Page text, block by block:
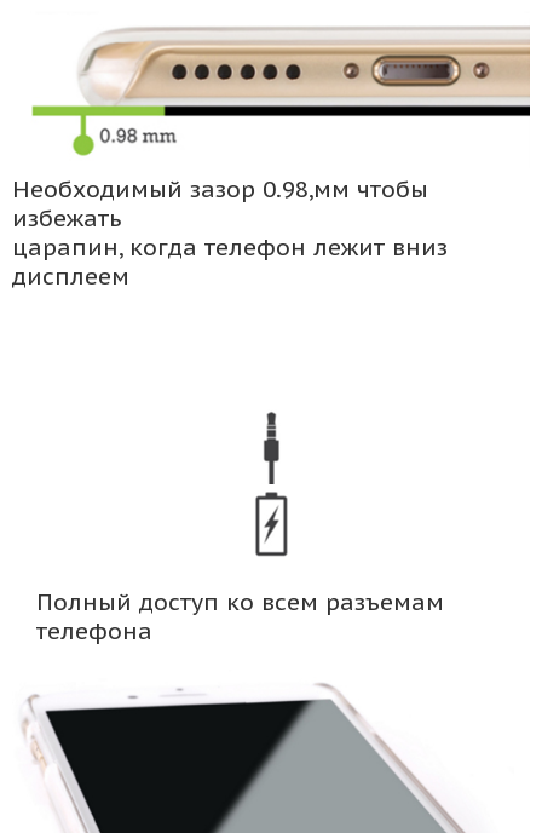
Необходимый зазор 0.98,мм чтобы
избежать
царапин, когда телефон лежит вниз
дисплеем
Полный доступ ко всем разъемам
телефона